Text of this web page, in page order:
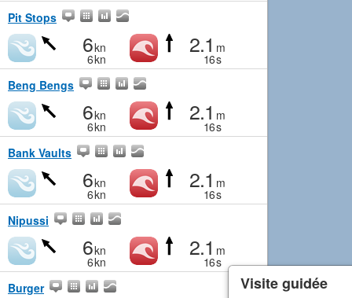
Pit Stops
6kn
6kn
2.1 m
16s
Beng Bengs
6kn
6kn
2.1 m
16s
Bank Vaults
6kn
6kn
2.1 m
16s
Nipussi
6kn
6kn
2.1 m
16s
Burger
Visite guidée